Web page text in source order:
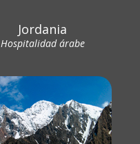
Jordania
Hospitalidad árabe